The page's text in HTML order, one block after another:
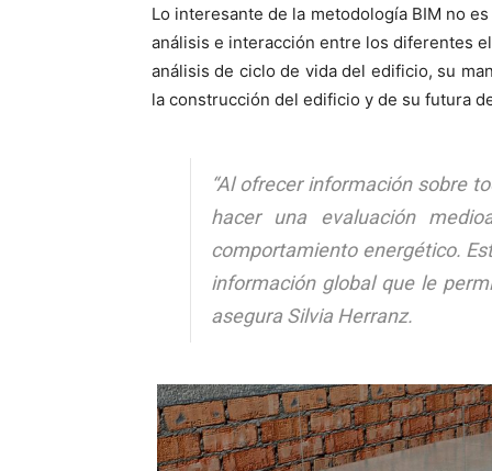
Lo interesante de la metodología BIM no
análisis e interacción entre los diferentes
análisis de ciclo de vida del edificio, su
la construcción del edificio y de su futura
“Al ofrecer información sobre
hacer una evaluación
comportamiento energético.
información global que le
asegura Silvia Herranz.